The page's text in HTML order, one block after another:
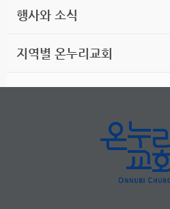
행사와 소식
지역별 온누리교회